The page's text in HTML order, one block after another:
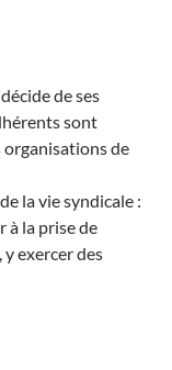
de ses
sont
organisations de
la vie syndicale :
la prise de
y exercer des